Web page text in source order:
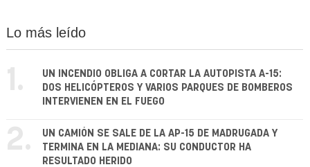
Lo más leído
1.
UN INCENDIO OBLIGA A CORTAR LA AUTOPISTA A-15:
DOS HELICÓPTEROS Y VARIOS PARQUES DE BOMBEROS
INTERVIENEN EN EL FUEGO
2.
UN CAMIÓN SE SALE DE LA AP-15 DE MADRUGADA Y
TERMINA EN LA MEDIANA: SU CONDUCTOR HA
RESULTADO HERIDO